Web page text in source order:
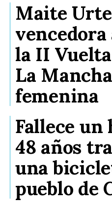
Maite
vencedora
la II
La
femenina
Fallece un
48 años
una
pueblo de